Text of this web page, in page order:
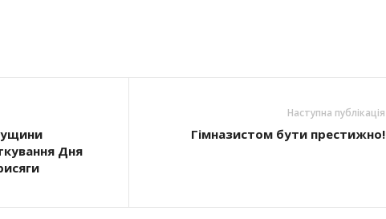
Дня
Наступна публікація
Гімназистом бути престижно!